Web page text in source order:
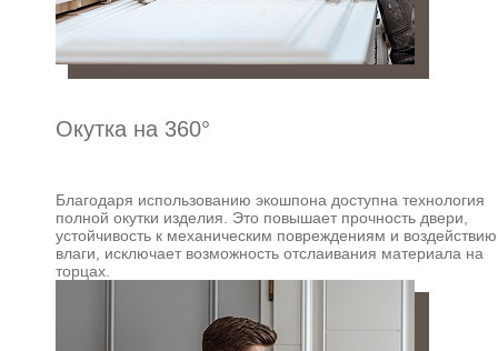
Окутка на 360°
Благодаря использованию экошпона доступна технология
полной окутки изделия. Это повышает прочность двери,
устойчивость к механическим повреждениям и воздействию
влаги, исключает возможность отслаивания материала на
торцах.